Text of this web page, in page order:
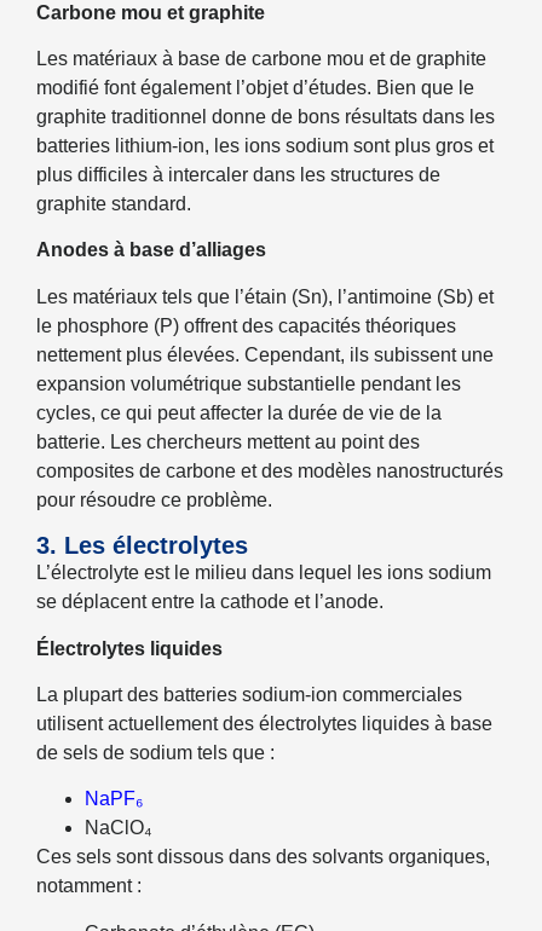
Carbone mou et graphite
Les matériaux à base de carbone mou et de graphite
modifié font également l’objet d’études. Bien que le
graphite traditionnel donne de bons résultats dans les
batteries lithium-ion, les ions sodium sont plus gros et
plus difficiles à intercaler dans les structures de
graphite standard.
Anodes à base d’alliages
Les matériaux tels que l’étain (Sn), l’antimoine (Sb) et
le phosphore (P) offrent des capacités théoriques
nettement plus élevées. Cependant, ils subissent une
expansion volumétrique substantielle pendant les
cycles, ce qui peut affecter la durée de vie de la
batterie. Les chercheurs mettent au point des
composites de carbone et des modèles nanostructurés
pour résoudre ce problème.
3. Les électrolytes
L’électrolyte est le milieu dans lequel les ions sodium
se déplacent entre la cathode et l’anode.
Électrolytes liquides
La plupart des batteries sodium-ion commerciales
utilisent actuellement des électrolytes liquides à base
de sels de sodium tels que :
NaPF₆
NaClO₄
Ces sels sont dissous dans des solvants organiques,
notamment :